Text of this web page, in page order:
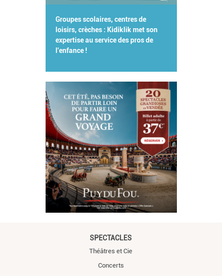
Groupes scolaires, centres de
loisirs, crèches : Kidiklik met son
expertise au service des pros de
l'enfance !
SPECTACLES
Théâtres et Cie
Concerts